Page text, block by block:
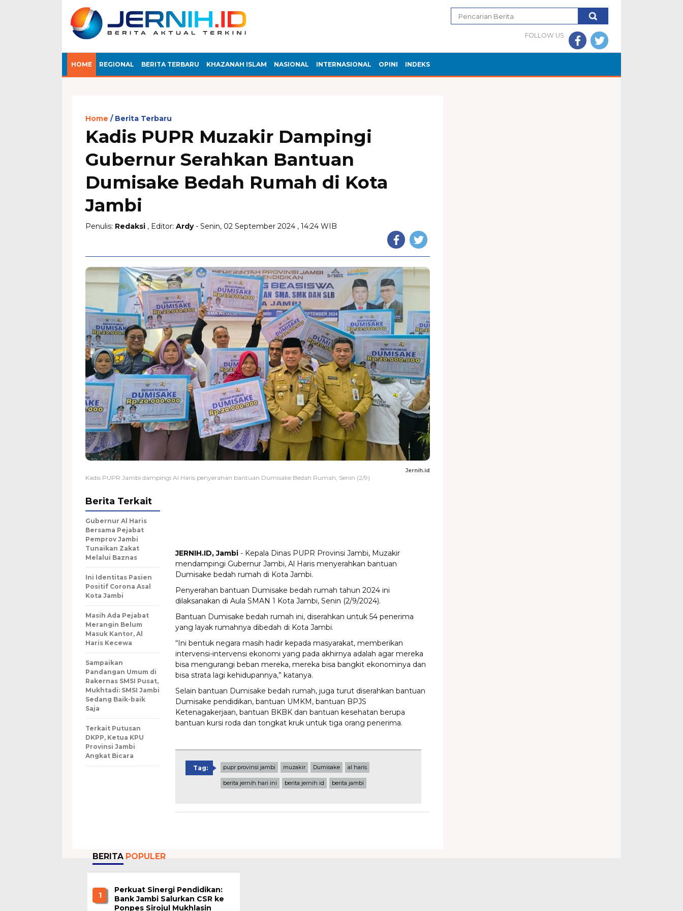
FOLLOW US :
HOME REGIONAL BERITA TERBARU KHAZANAH ISLAM NASIONAL INTERNASIONAL OPINI INDEKS
Home Berita Terbaru
Kadis PUPR Muzakir Dampingi
Gubernur Serahkan Bantuan
Dumisake Bedah Rumah di Kota
Jambi
Penulis: Redaksi , Editor: Ardy- Senin, 02 September 2024 , 14:24 WIB
Jernih.id
Kadis PUPR Jambi dampingi Al Haris penyerahan bantuan Dumisake Bedah Rumah, Senin (2/9)
Berita Terkait
Gubernur Al Haris
Bersama Pejabat
Pemprov Jambi
Tunaikan Zakat
Melalui Baznas
Ini Identitas Pasien
Positif Corona Asal
Kota Jambi
Masih Ada Pejabat
Merangin Belum
Masuk Kantor, Al
Haris Kecewa
Sampaikan
Pandangan Umum di
Rakernas SMSI Pusat,
Mukhtadi: SMSI Jambi
Sedang Baik-baik
Saja
Terkait Putusan
DKPP, Ketua KPU
Provinsi Jambi
Angkat Bicara
JERNIH.ID, Jambi - Kepala Dinas PUPR Provinsi Jambi, Muzakir
mendampingi Gubernur Jambi, Al Haris menyerahkan bantuan
Dumisake bedah rumah di Kota Jambi.
Penyerahan bantuan Dumisake bedah rumah tahun 2024 ini
dilaksanakan di Aula SMAN 1 Kota Jambi, Senin (2/9/2024).
Bantuan Dumisake bedah rumah ini, diserahkan untuk 54 penerima
yang layak rumahnya dibedah di Kota Jambi.
“Ini bentuk negara masih hadir kepada masyarakat, memberikan
intervensi-intervensi ekonomi yang pada akhirnya adalah agar mereka
bisa mengurangi beban mereka, mereka bisa bangkit ekonominya dan
bisa strata lagi kehidupannya,” katanya.
Selain bantuan Dumisake bedah rumah, juga turut diserahkan bantuan
Dumisake pendidikan, bantuan UMKM, bantuan BPJS
Ketenagakerjaan, bantuan BKBK dan bantuan kesehatan berupa
bantuan kursi roda dan tongkat kruk untuk tiga orang penerima.
Tag: pupr provinsi jambi muzakir Dumisake al haris
berita jernih hari ini berita jernih id berita jambi
BERITA POPULER
1
Perkuat Sinergi Pendidikan:
Bank Jambi Salurkan CSR ke
Ponpes Sirojul Mukhlasin